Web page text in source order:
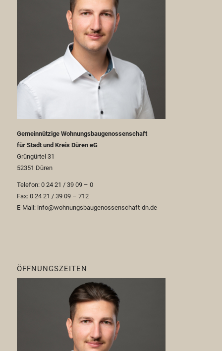
Gemeinnützige Wohnungsbaugenossenschaft
für Stadt und Kreis Düren eG
Grüngürtel 31
52351 Düren
Telefon: 0 24 21 / 39 09 – 0
Fax: 0 24 21 / 39 09 – 712
E-Mail: info@wohnungsbaugenossenschaft-dn.de
ÖFFNUNGSZEITEN